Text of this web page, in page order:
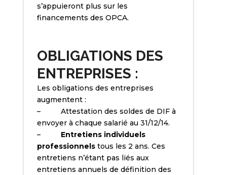
s’appuieront plus sur les
financements des OPCA.
OBLIGATIONS DES
ENTREPRISES :
Les obligations des entreprises
augmentent :
– Attestation des soldes de DIF à
envoyer à chaque salarié au 31/12/14.
– Entretiens individuels
professionnelstous les 2 ans. Ces
entretiens n’étant pas liés aux
entretiens annuels de définition des